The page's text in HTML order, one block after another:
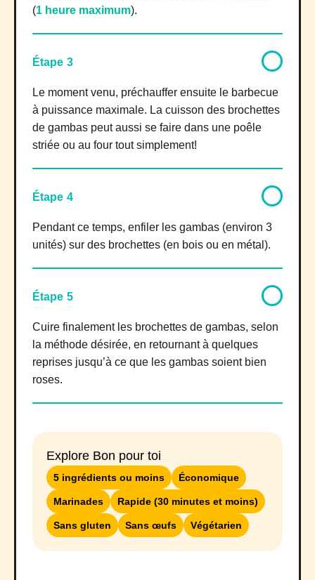
(1 heure maximum).
Étape 3
Le moment venu, préchauffer ensuite le barbecue
à puissance maximale. La cuisson des brochettes
de gambas peut aussi se faire dans une poêle
striée ou au four tout simplement!
Étape 4
Pendant ce temps, enfiler les gambas (environ 3
unités) sur des brochettes (en bois ou en métal).
Étape 5
Cuire finalement les brochettes de gambas, selon
la méthode désirée, en retournant à quelques
reprises jusqu’à ce que les gambas soient bien
roses.
Explore Bon pour toi
5 ingrédients ou moins Économique
Marinades Rapide (30 minutes et moins)
Sans gluten Sans œufs Végétarien